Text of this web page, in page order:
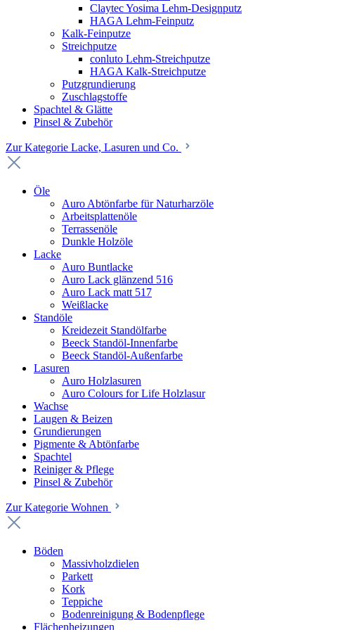
Claytec Yosima Lehm-Designputz
HAGA Lehm-Feinputz
Kalk-Feinputze
Streichputze
conluto Lehm-Streichputze
HAGA Kalk-Streichputze
Putzgrundierung
Zuschlagstoffe
Spachtel & Glätte
Pinsel & Zubehör
Zur Kategorie Lacke, Lasuren und Co.
Öle
Auro Abtönfarbe für Naturharzöle
Arbeitsplattenöle
Terrassenöle
Dunkle Holzöle
Lacke
Auro Buntlacke
Auro Lack glänzend 516
Auro Lack matt 517
Weißlacke
Standöle
Kreidezeit Standölfarbe
Beeck Standöl-Innenfarbe
Beeck Standöl-Außenfarbe
Lasuren
Auro Holzlasuren
Auro Colours for Life Holzlasur
Wachse
Laugen & Beizen
Grundierungen
Pigmente & Abtönfarbe
Spachtel
Reiniger & Pflege
Pinsel & Zubehör
Zur Kategorie Wohnen
Böden
Massivholzdielen
Parkett
Kork
Teppiche
Bodenreinigung & Bodenpflege
Flächenheizungen